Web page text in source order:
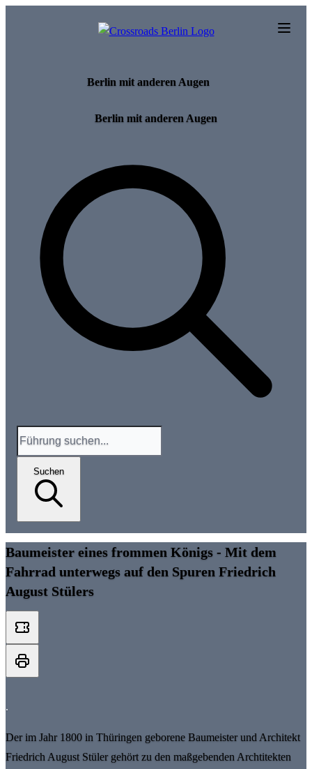
Berlin mit anderen Augen
Berlin mit anderen Augen
Suchen
Baumeister eines frommen Königs - Mit dem
Fahrrad unterwegs auf den Spuren Friedrich
August Stülers
.
Der im Jahr 1800 in Thüringen geborene Baumeister und Architekt
Friedrich August Stüler gehört zu den maßgebenden Archtitekten